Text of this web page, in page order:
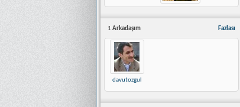
Fazlası
1 Arkadaşım
davutozgul